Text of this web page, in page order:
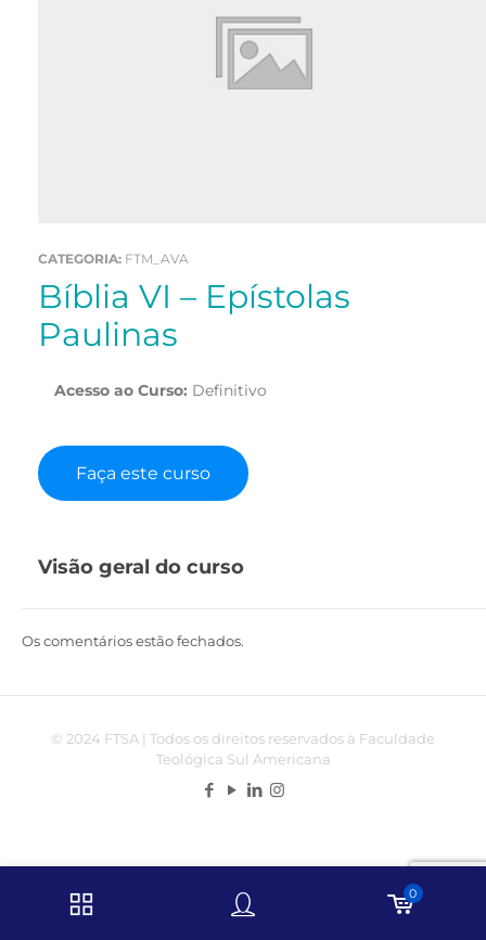
CATEGORIA: FTM_AVA
Bíblia VI – Epístolas
Paulinas
Acesso ao Curso: Definitivo
Faça este curso
Visão geral do curso
Os comentários estão fechados.
© 2024 FTSA | Todos os direitos reservados à Faculdade
Teológica Sul Americana
0